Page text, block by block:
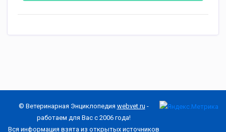
© Ветеринарная Энциклопедия webvet.ru -
работаем для Вас с 2006 года!
Вся информация взята из открытых источников